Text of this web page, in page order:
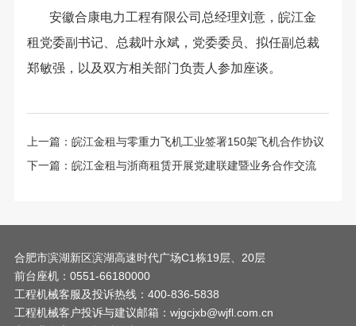
安徽合康电力工程有限公司总经理刘意，皖江金
租党委副书记、总裁叶永斌，党委委员、拟任副总裁
郑敏强，以及双方相关部门负责人参加座谈。
上一篇：皖江金租与零重力飞机工业签署150架飞机合作协议
下一篇：皖江金租与浙商租赁开展党建联建暨业务合作交流
合肥市滨湖新区滨湖高速时代广场C1栋19层、20层
前台座机：0551-66180000
工程机械客服及投诉热线：400-836-5838
工程机械客户投诉与建议邮箱：wjgcjxb@wjfl.com.cn